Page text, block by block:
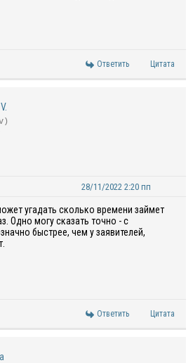
Ответить Цитата
28/11/2022 2:20 пп
угадать сколько времени займет
Одно могу сказать точно - с
быстрее, чем у заявителей,
Ответить Цитата